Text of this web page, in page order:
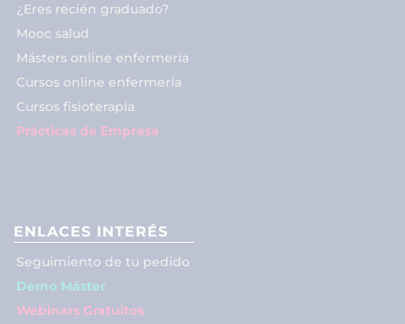
¿Eres recién graduado?
Mooc salud
Másters online enfermería
Cursos online enfermería
Cursos fisioterapia
Prácticas de Empresa
ENLACES INTERÉS
Seguimiento de tu pedido
Demo Máster
Webinars Gratuitos